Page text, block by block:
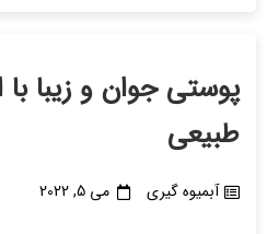
طبیعی
آبمیوه گیری می 5, 2022